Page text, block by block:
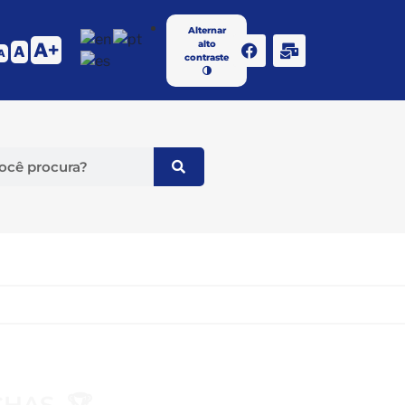
A A
Alternar
alto
contraste